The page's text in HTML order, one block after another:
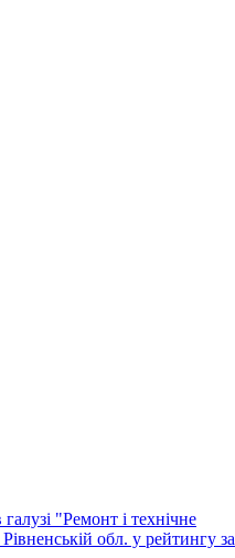
"Ремонт і технічне
обл. у рейтингу за